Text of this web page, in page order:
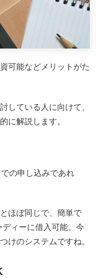
可能などメリットがた
している人に向けて、
に解説します。
の申し込みであれ
ほぼ同じで、簡単で
ィーに借入可能。今
けのシステムですね。